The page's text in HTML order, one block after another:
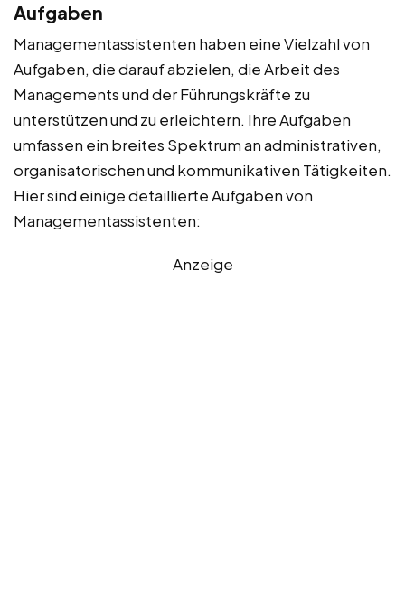
Aufgaben
Managementassistenten haben eine Vielzahl von
Aufgaben, die darauf abzielen, die Arbeit des
Managements und der Führungskräfte zu
unterstützen und zu erleichtern. Ihre Aufgaben
umfassen ein breites Spektrum an administrativen,
organisatorischen und kommunikativen Tätigkeiten.
Hier sind einige detaillierte Aufgaben von
Managementassistenten:
Anzeige